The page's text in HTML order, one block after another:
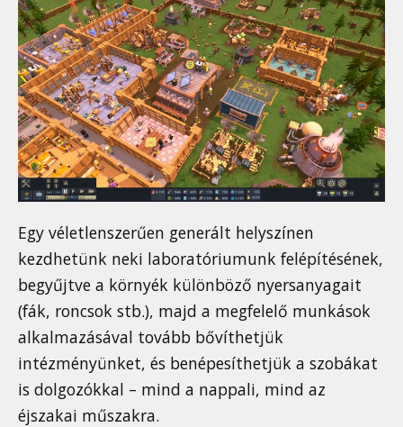
Egy véletlenszerűen generált helyszínen
kezdhetünk neki laboratóriumunk felépítésének,
begyűjtve a környék különböző nyersanyagait
(fák, roncsok stb.), majd a megfelelő munkások
alkalmazásával tovább bővíthetjük
intézményünket, és benépesíthetjük a szobákat
is dolgozókkal – mind a nappali, mind az
éjszakai műszakra.